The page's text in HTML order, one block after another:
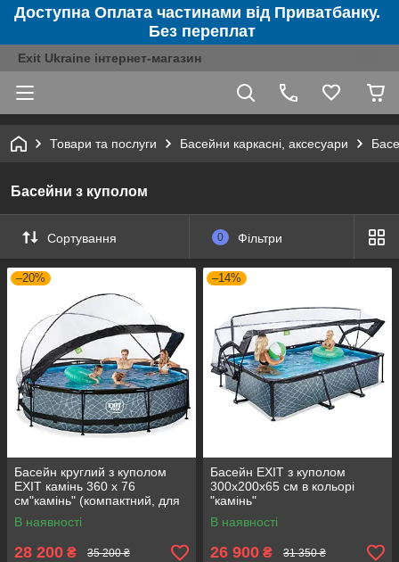
Доступна Оплата частинами від Приватбанку.
Без переплат
Exit Ukraine інтернет-магазин
Товари та послуги Басейни каркасні, аксесуари
Басейни з куполом
Сортування 0 Фільтри
–20%
Басейн круглий з куполом
EXIT камінь 360 х 76
см"камінь" (компактний, для
дачі і розваг)
В наявності
28 200 ₴ 35 200 ₴
–14%
Басейн EXIT з куполом
300х200х65 см в кольорі
"камінь"
В наявності
26 900 ₴ 31 350 ₴